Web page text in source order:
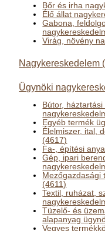
Bőr és irha
Élő állat
Gabona,
Virág, növény
Nagykereskedelem
Ügynöki
Bútor,
Egyéb termék
Élelmiszer, ital,
(4617)
Fa-, építési
Gép, ipari
Mezőgazdasági
(4611)
Textil, ruházat,
Tüzelő- és
alapanyag
Vegyes